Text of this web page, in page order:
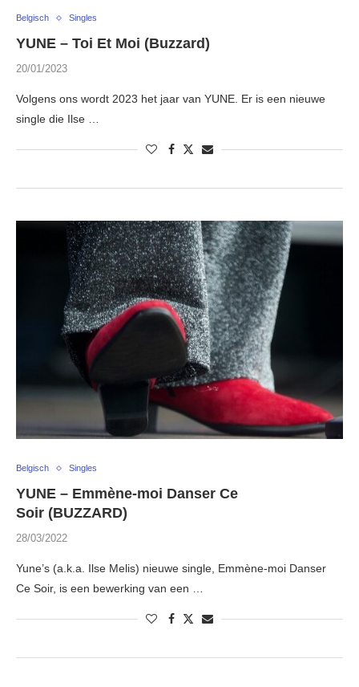
Belgisch Singles
YUNE – Toi Et Moi (Buzzard)
20/01/2023
Volgens ons wordt 2023 het jaar van YUNE. Er is een nieuwe
single die Ilse …
Belgisch Singles
YUNE – Emmène-moi Danser Ce
Soir (BUZZARD)
28/03/2022
Yune’s (a.k.a. Ilse Melis) nieuwe single, Emmène-moi Danser
Ce Soir, is een bewerking van een …